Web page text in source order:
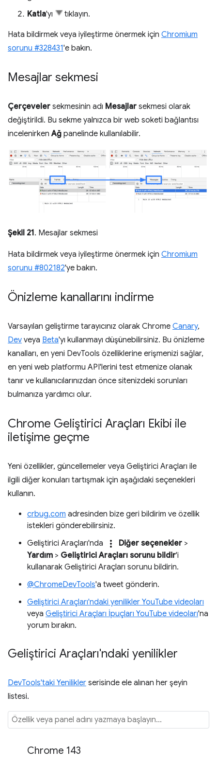
Katla'yı tıklayın.
Hata bildirmek veya iyileştirme önermek için Chromium
sorunu #328431'e bakın.
Mesajlar sekmesi
Çerçeveler sekmesinin adı Mesajlar sekmesi olarak
değiştirildi. Bu sekme yalnızca bir web soketi bağlantısı
incelenirkenAğ panelinde kullanılabilir.
Şekil 21. Mesajlar sekmesi
Hata bildirmek veya iyileştirme önermek için Chromium
sorunu #802182'ye bakın.
Önizleme kanallarını indirme
Varsayılan geliştirme tarayıcınız olarak Chrome Canary,
Dev veya Beta'yı kullanmayı düşünebilirsiniz. Bu önizleme
kanalları, en yeni DevTools özelliklerine erişmenizi sağlar,
en yeni web platformu API'lerini test etmenize olanak
tanır ve kullanıcılarınızdan önce sitenizdeki sorunları
bulmanıza yardımcı olur.
Chrome Geliştirici Araçları Ekibi ile
iletişime geçme
Yeni özellikler, güncellemeler veya Geliştirici Araçları ile
ilgili diğer konuları tartışmak için aşağıdaki seçenekleri
kullanın.
crbug.com adresinden bize geri bildirim ve özellik
istekleri gönderebilirsiniz.
Geliştirici Araçları'nda
more_vert Diğer seçenekler >
Yardım > Geliştirici Araçları sorunu bildir'i
kullanarak Geliştirici Araçları sorunu bildirin.
@ChromeDevTools'a tweet gönderin.
Geliştirici Araçları'ndaki yenilikler YouTube videoları
veya Geliştirici Araçları İpuçları YouTube videoları'na
yorum bırakın.
Geliştirici Araçları'ndaki yenilikler
DevTools'taki Yenilikler serisinde ele alınan her şeyin
listesi.
Chrome 143